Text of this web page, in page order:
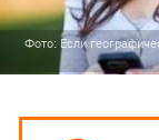
Фото: Если